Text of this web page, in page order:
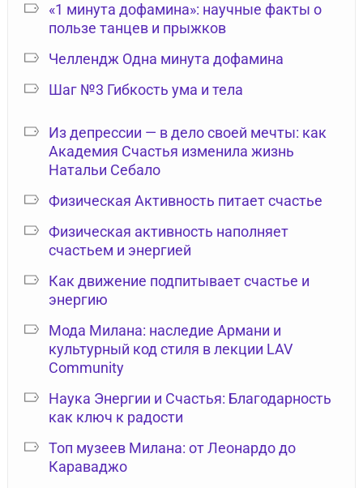
«1 минута дофамина»: научные факты о
пользе танцев и прыжков
Челлендж Одна минута дофамина
Шаг №3 Гибкость ума и тела
Из депрессии — в дело своей мечты: как
Академия Счастья изменила жизнь
Натальи Себало
Физическая Активность питает счастье
Физическая активность наполняет
счастьем и энергией
Как движение подпитывает счастье и
энергию
Мода Милана: наследие Армани и
культурный код стиля в лекции LAV
Community
Наука Энергии и Счастья: Благодарность
как ключ к радости
Топ музеев Милана: от Леонардо до
Караваджо